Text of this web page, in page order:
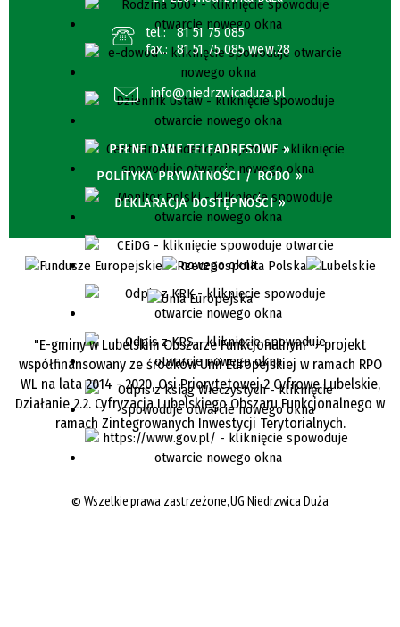
tel.:
81 51 75 085
fax.:
81 51 75 085 wew.28
info@niedrzwicaduza.pl
PEŁNE DANE TELEADRESOWE »
POLITYKA PRYWATNOŚCI / RODO »
DEKLARACJA DOSTĘPNOŚCI »
"E-gminy w Lubelskim Obszarze Funkcjonalnym" - projekt
współfinansowany ze środków Unii Europejskiej w ramach RPO
WL na lata 2014 - 2020, Osi Priorytetowej 2 Cyfrowe Lubelskie,
Działanie 2.2. Cyfryzacja Lubelskiego Obszaru Funkcjonalnego w
ramach Zintegrowanych Inwestycji Terytorialnych.
©Wszelkie prawa zastrzeżone, UG Niedrzwica Duża